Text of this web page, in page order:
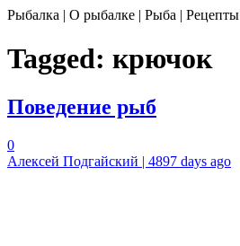
Рыбалка | О рыбалке | Рыба | Рецепты
Tagged: крючок
Поведение рыб
0
Алексей Подгайский | 4897 days ago